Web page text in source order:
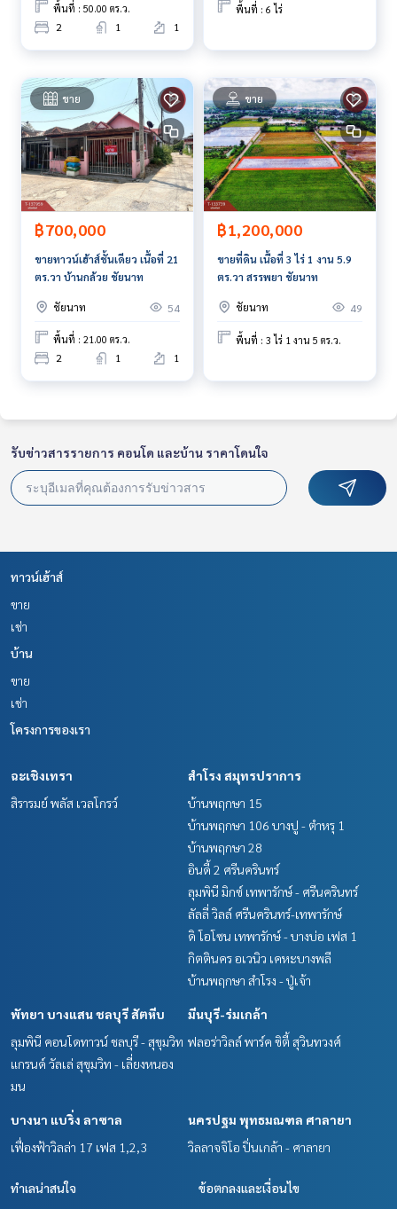
พื้นที่ : 50.00 ตร.ว.
2 1 1
พื้นที่ : 6 ไร่
ขาย
฿700,000
ขายทาวน์เฮ้าส์ชั้นเดียว เนื้อที่ 21
ตร.วา บ้านกล้วย ชัยนาท
ชัยนาท 54
พื้นที่ : 21.00 ตร.ว.
2 1 1
ขาย
฿1,200,000
ขายที่ดิน เนื้อที่ 3 ไร่ 1 งาน 5.9
ตร.วา สรรพยา ชัยนาท
ชัยนาท 49
พื้นที่ : 3 ไร่ 1 งาน 5 ตร.ว.
รับข่าวสารรายการ คอนโด และบ้าน ราคาโดนใจ
ทาวน์เฮ้าส์
ขาย
เช่า
บ้าน
ขาย
เช่า
โครงการของเรา
ฉะเชิงเทรา
สิรารมย์ พลัส เวลโกรว์
สำโรง สมุทรปราการ
บ้านพฤกษา 15
บ้านพฤกษา 106 บางปู - ตำหรุ 1
บ้านพฤกษา 28
อินดี้ 2 ศรีนครินทร์
ลุมพินี มิกซ์ เทพารักษ์ - ศรีนครินทร์
ลัลลี่ วิลล์ ศรีนครินทร์-เทพารักษ์
ดิ โอโซน เทพารักษ์ - บางบ่อ เฟส 1
กิตตินคร อเวนิว เคหะบางพลี
บ้านพฤกษา สำโรง - ปู่เจ้า
พัทยา บางแสน ชลบุรี สัตหีบ
ลุมพินี คอนโดทาวน์ ชลบุรี - สุขุมวิท
แกรนด์ วัลเล่ สุขุมวิท - เลี่ยงหนอง
มน
มีนบุรี-ร่มเกล้า
ฟลอร่าวิลล์ พาร์ค ซิตี้ สุวินทวงศ์
บางนา แบริ่ง ลาซาล
เฟื่องฟ้าวิลล่า 17 เฟส 1,2,3
นครปฐม พุทธมณฑล ศาลายา
วิลลาจจิโอ ปิ่นเกล้า - ศาลายา
ทำเลน่าสนใจ
ข้อตกลงและเงื่อนไข